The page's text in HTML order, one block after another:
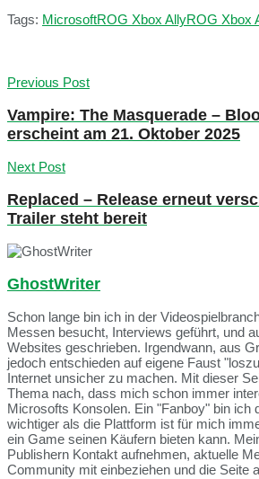
Tags: MicrosoftROG Xbox AllyROG Xbox
Previous Post
Vampire: The Masquerade –
erscheint am 21. Oktober 2025
Next Post
Replaced – Release erneut
Trailer steht bereit
GhostWriter
Schon lange bin ich in der
Messen besucht, Interviews geführt, und
Websites geschrieben. Irgendwann, aus
jedoch entschieden auf eigene Faust
Internet unsicher zu machen. Mit dieser
Thema nach, dass mich schon immer
Microsofts Konsolen. Ein "Fanboy" bin ich
wichtiger als die Plattform ist für mich
ein Game seinen Käufern bieten kann.
Publishern Kontakt aufnehmen, aktuelle
Community mit einbeziehen und die Seite